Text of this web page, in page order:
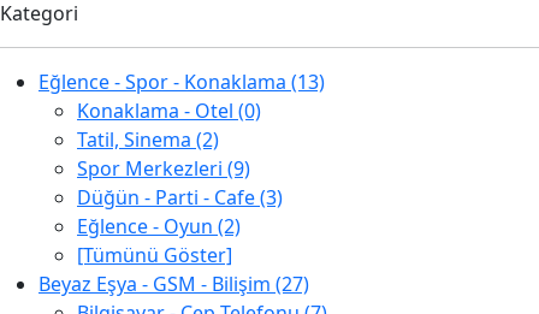
Kategori
Eğlence - Spor - Konaklama (13)
Konaklama - Otel (0)
Tatil, Sinema (2)
Spor Merkezleri (9)
Düğün - Parti - Cafe (3)
Eğlence - Oyun (2)
[Tümünü Göster]
Beyaz Eşya - GSM - Bilişim (27)